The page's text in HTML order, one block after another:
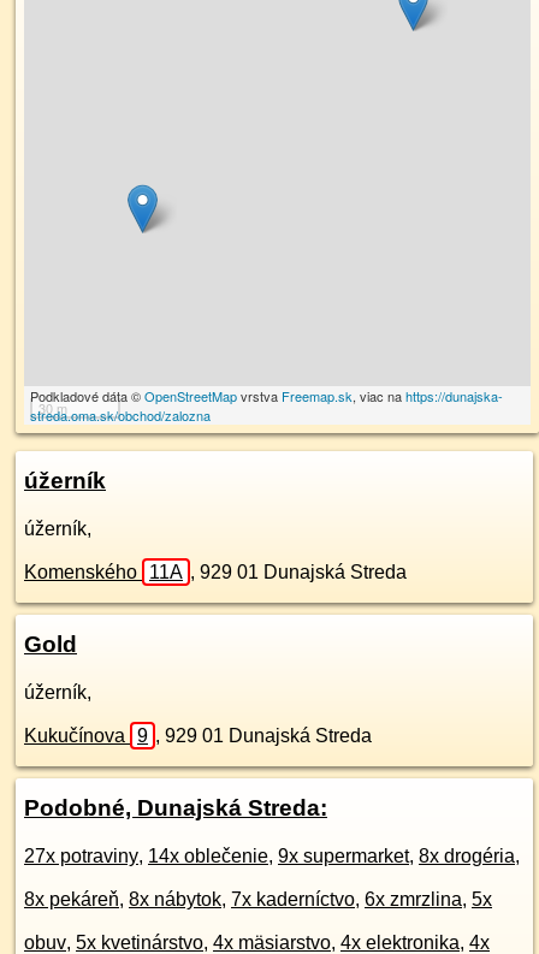
30 m
Podkladové dáta ©OpenStreetMapvrstva Freemap.sk, viac nahttps://dunajska-
streda.oma.sk/obchod/zalozna
úžerník
úžerník,
Komenského 11A , 929 01 Dunajská Streda
Gold
úžerník,
Kukučínova 9 , 929 01 Dunajská Streda
Podobné, Dunajská Streda:
27x potraviny, 14x oblečenie, 9x supermarket, 8x drogéria,
8x pekáreň, 8x nábytok, 7x kaderníctvo, 6x zmrzlina, 5x
obuv, 5x kvetinárstvo, 4x mäsiarstvo, 4x elektronika, 4x